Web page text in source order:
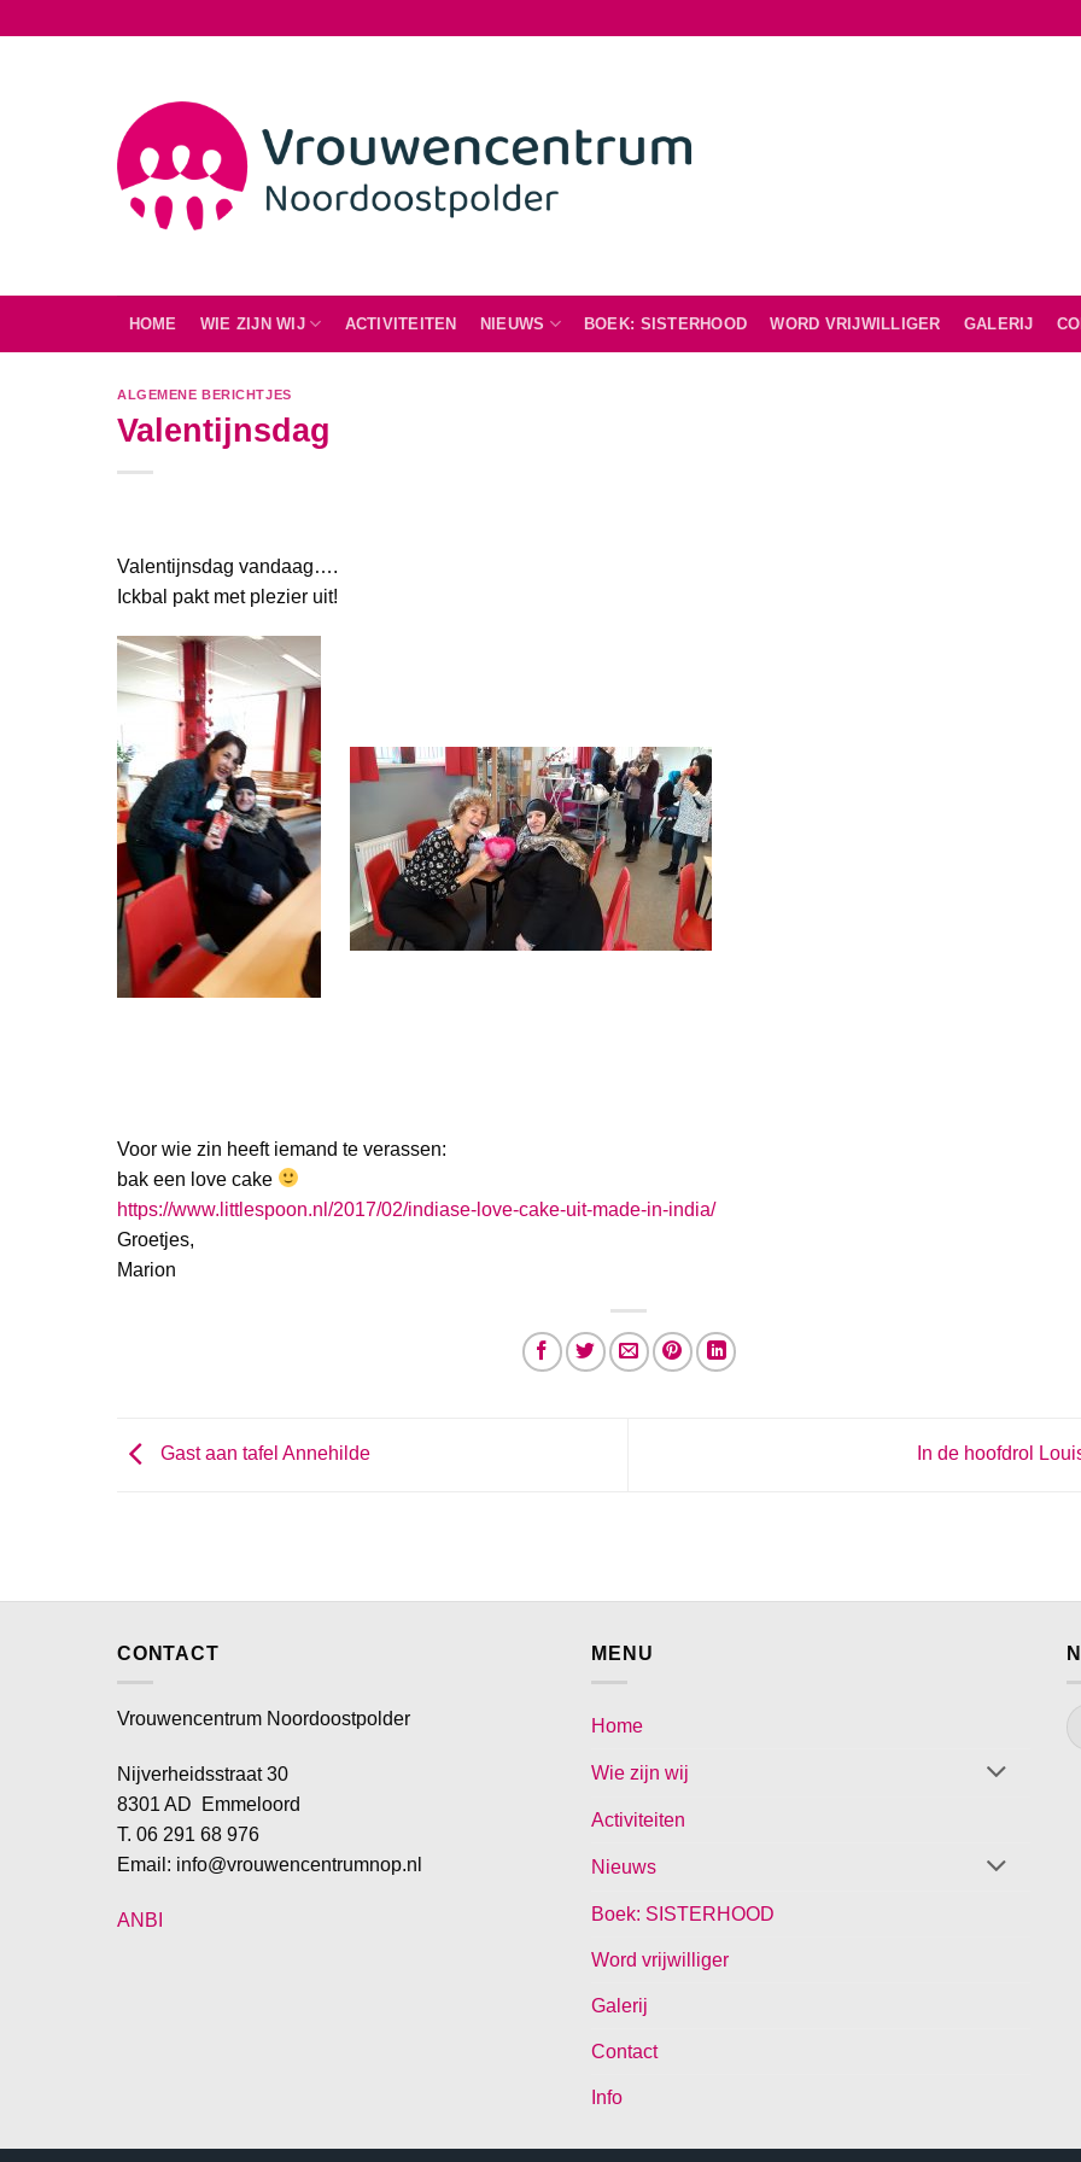
HOME WIE ZIJN WIJ ACTIVITEITEN NIEUWS BOEK: SISTERHOOD WORD VRIJWILLIGER GALERIJ
ALGEMENE BERICHTJES
Valentijnsdag
Valentijnsdag vandaag….
Ickbal pakt met plezier uit!
Voor wie zin heeft iemand te verassen:
bak een love cake
https://www.littlespoon.nl/2017/02/indiase-love-cake-uit-made-in-india/
Groetjes,
Marion
Gast aan tafel Annehilde In de hoofdrol
CONTACT
Vrouwencentrum Noordoostpolder
Nijverheidsstraat 30
8301 AD Emmeloord
T. 06 291 68 976
Email: info@vrouwencentrumnop.nl
ANBI
MENU
Home
Wie zijn wij
Activiteiten
Nieuws
Boek: SISTERHOOD
Word vrijwilliger
Galerij
Contact
Info